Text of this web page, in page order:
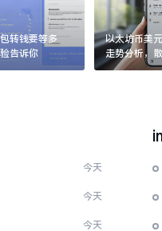
转钱要等多
告诉你
以太坊币美
走势分析，
涨杀跌被套牢
今天
今天
今天